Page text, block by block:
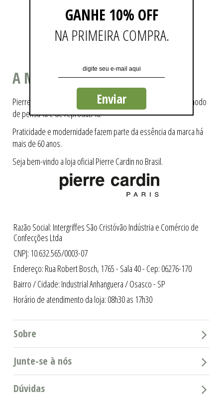
A MODA COMO ESTILO DE VIDA
Pierre Cardin ajudou a tecer a história da moda, pioneiro no modo
de pensá-la e de reproduzi-la.
Praticidade e modernidade fazem parte da essência da marca há
mais de 60 anos.
Seja bem-vindo a loja oficial Pierre Cardin no Brasil.
Razão Social: Intergriffes São Cristóvão Indústria e Comércio de
Confecções Ltda
CNPJ: 10.632.565/0003-07
Endereço: Rua Robert Bosch, 1765 - Sala 40 - Cep: 06276-170
Bairro / Cidade: Industrial Anhanguera / Osasco - SP
Horário de atendimento da loja: 08h30 as 17h30
Sobre
Junte-se à nós
Dúvidas
GANHE 10% OFF
NA PRIMEIRA COMPRA.
Enviar